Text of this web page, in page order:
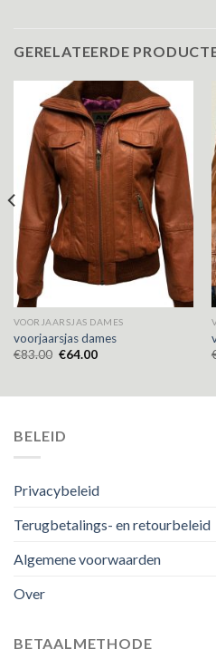
GERELATEERDE
VOORJAARSJAS DAMES
voorjaarsjas dames
€83.00 €64.00
BELEID
Privacybeleid
Terugbetalings- en retourbeleid
Algemene voorwaarden
Over
BETAALMETHODE